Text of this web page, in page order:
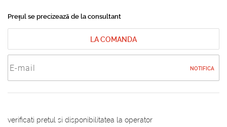
Prețul se precizează de la consultant
LA COMANDA
NOTIFICA
verificati pretul si disponibilitatea la operator